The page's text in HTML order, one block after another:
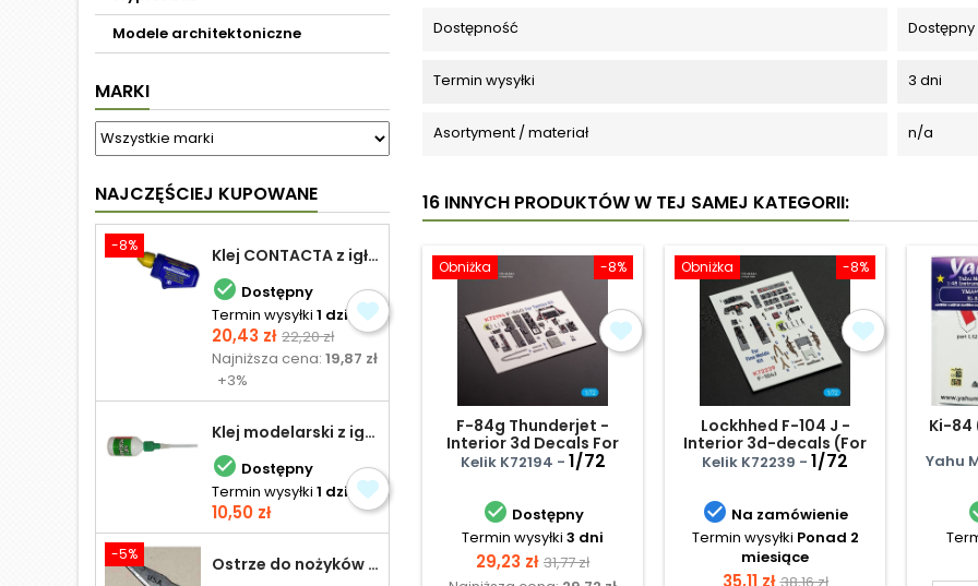
Modele architektoniczne
MARKI
NAJCZĘŚCIEJ KUPOWANE
-8% Klej CONTACTA z igłą do plastiku 25,0 g
 Dostępny
Termin wysyłki 1 dzień
Cena
20,43 zł Cena
podstawowa
22,20 zł
Najniższa cena:19,87 zł
+3%
Klej modelarski z igłą 30 ml
 Dostępny
Termin wysyłki 1 dzień
Cena
10,50 zł
-5% Ostrze do nożyków Excel
Dostępność Dostępny
Termin wysyłki 3 dni
Asortyment / materiał n/a
16 INNYCH PRODUKTÓW W TEJ SAMEJ KATEGORII:
-8%
Obniżka
F-84g Thunderjet -
Interior 3d Decals For
Tamiya Kit
Kelik K72194 - 1/72
 Dostępny
Termin wysyłki 3 dni
Cena
29,23 zł Cena
31,77 zł
-8%
Obniżka
Lockhhed F-104 J -
Interior 3d-decals (For
Fine Molds Kits)
Kelik K72239 - 1/72
 Na zamówienie
Termin wysyłki Ponad 2
miesiące
Cena Cena
Ki-84
Yahu